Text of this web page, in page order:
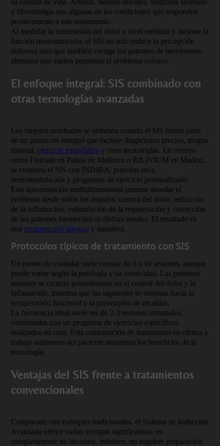
su calidad de vida. Artrosis, hernias discales, síndrome facetario
y fibromialgia son algunas de las condiciones que responden
positivamente a este tratamiento.
Al modular la transmisión del dolor a nivel medular y mejorar la
función neuromuscular, el SIS no solo reduce la percepción
dolorosa sino que también corrige los patrones de movimiento
alterados que suelen perpetuar el problema crónico.
El enfoque integral: SIS combinado con
otras tecnologías avanzadas
Los mejores resultados se obtienen cuando el SIS forma parte
de un protocolo integral que incluye diagnóstico preciso, terapia
manual, ejercicio terapéutico y otras tecnologías. En centros
como Fisiosan en Palma de Mallorca o RILIVIUM en Madrid,
se combina el SIS con INDIBA, punción seca,
neuromodulación y programas de ejercicio personalizado.
Esta aproximación multidimensional permite abordar el
problema desde todos los ángulos: control del dolor, reducción
de la inflamación, estimulación de la regeneración y corrección
de los patrones biomecánicos disfuncionales. El resultado es
una recuperación integral y duradera.
Protocolos típicos de tratamiento con SIS
Un protocolo estándar suele constar de 6 a 10 sesiones, aunque
puede variar según la patología y su cronicidad. Las primeras
sesiones se centran generalmente en el control del dolor y la
inflamación, mientras que las siguientes se orientan hacia la
recuperación funcional y la prevención de recaídas.
La frecuencia ideal suele ser de 2-3 sesiones semanales,
combinadas con un programa de ejercicios específicos
realizados en casa. Esta combinación de tratamiento en clínica y
trabajo autónomo del paciente maximiza los beneficios de la
tecnología.
Ventajas del SIS frente a tratamientos
convencionales
Comparado con enfoques tradicionales, el Sistema de Inducción
Avanzada ofrece varias ventajas significativas: es
completamente no invasivo, indoloro, no requiere preparación